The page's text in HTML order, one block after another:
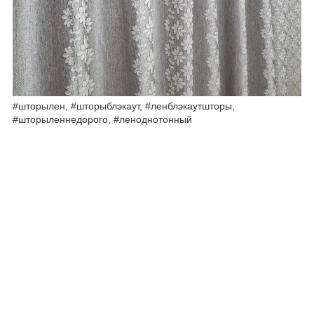
#шторылен, #шторыблэкаут, #ленблэкаутшторы,
#шторыленнедорого, #леноднотонный